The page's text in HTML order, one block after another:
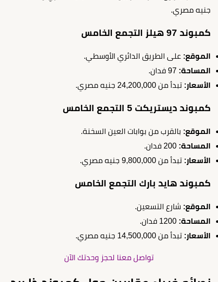
جنيه مصري.
كمبوند 97 هيلز التجمع الخامس
الموقع: على الطريق الدائري الأوسطي.
المساحة:
الأسعار: تبدأ من 24,200,000 جنيه مصري.
كمبوند ديستريكت 5 التجمع الخامس
الموقع: بالقرب من بوابات العين السخنة.
المساحة:
الأسعار: تبدأ من 9,800,000 جنيه مصري.
كمبوند هايد بارك التجمع الخامس
الموقع: شارع التسعين.
المساحة:
الأسعار: تبدأ من 14,500,000 جنيه مصري.
تواصل معنا لحجز وحدتك الآن